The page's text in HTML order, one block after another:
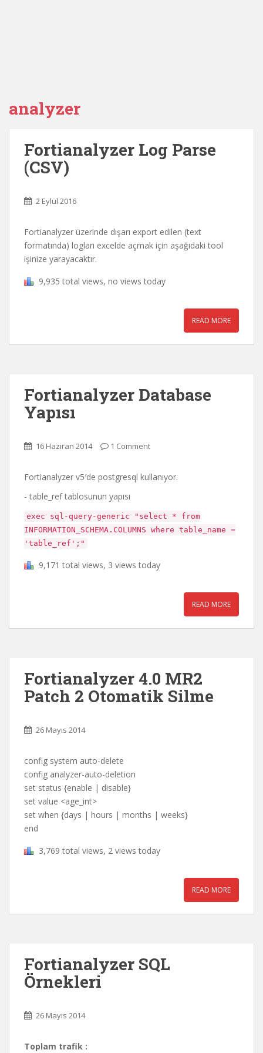
analyzer
Fortianalyzer Log Parse
(CSV)
2 Eylül 2016
Fortianalyzer üzerinde dışarı export edilen (text
formatında) logları excelde açmak için aşağıdaki tool
işinize yarayacaktır.
9,935 total views, no views today
READ MORE
Fortianalyzer Database
Yapısı
16 Haziran 2014 1 Comment
Fortianalyzer v5′de postgresql kullanıyor.
- table_ref tablosunun yapısı
exec sql-query-generic "select * from
INFORMATION_SCHEMA.COLUMNS where table_name =
'table_ref';"
9,171 total views, 3 views today
READ MORE
Fortianalyzer 4.0 MR2
Patch 2 Otomatik Silme
26 Mayıs 2014
config system auto-delete
config analyzer-auto-deletion
set status {enable | disable}
set value <age_int>
set when {days | hours | months | weeks}
end
3,769 total views, 2 views today
READ MORE
Fortianalyzer SQL
Örnekleri
26 Mayıs 2014
Toplam trafik :